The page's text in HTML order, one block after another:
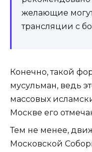
желающие
трансляции с
Конечно, такой
мусульман, ведь
массовых
Москве его
Тем не менее,
Московской